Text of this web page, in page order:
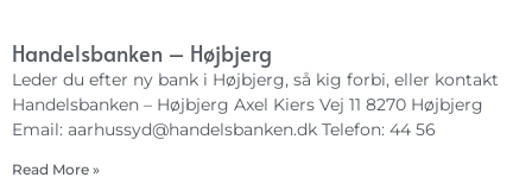
Handelsbanken – Højbjerg
Leder du efter ny bank i Højbjerg, så kig forbi, eller kontakt
Handelsbanken – Højbjerg Axel Kiers Vej 11 8270 Højbjerg
Email: aarhussyd@handelsbanken.dk Telefon: 44 56
Read More »